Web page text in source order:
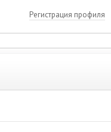
Регистрация профиля